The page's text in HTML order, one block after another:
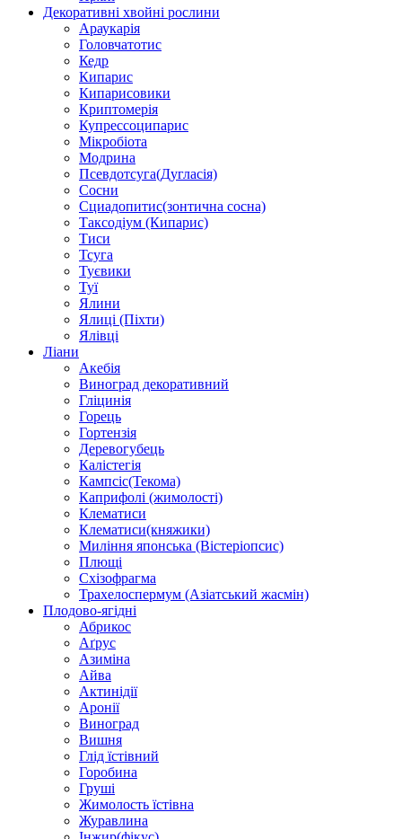
Декоративні хвойні рослини
Араукарія
Головчатотис
Кедр
Кипарис
Кипарисовики
Криптомерія
Купрессоципарис
Мікробіота
Модрина
Псевдотсуга(Дугласія)
Сосни
Сциадопитис(зонтична сосна)
Таксодіум (Кипарис)
Тиси
Тсуга
Туєвики
Туї
Ялини
Ялиці (Піхти)
Ялівці
Ліани
Акебія
Виноград декоративний
Гліцинія
Горець
Гортензія
Деревогубець
Калістегія
Кампсіс(Текома)
Каприфолі (жимолості)
Клематиси
Клематиси(княжики)
Миління японська (Вістеріопсис)
Плющі
Схізофрагма
Трахелоспермум (Азіатський жасмін)
Плодово-ягідні
Абрикос
Аґрус
Азиміна
Айва
Актинідії
Аронії
Виноград
Вишня
Глід їстівний
Горобина
Груші
Жимолость їстівна
Журавлина